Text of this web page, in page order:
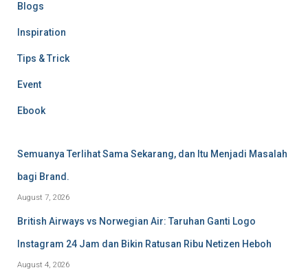
Blogs
Inspiration
Tips & Trick
Event
Ebook
Semuanya Terlihat Sama Sekarang, dan Itu Menjadi Masalah
bagi Brand.
August 7, 2026
British Airways vs Norwegian Air: Taruhan Ganti Logo
Instagram 24 Jam dan Bikin Ratusan Ribu Netizen Heboh
August 4, 2026